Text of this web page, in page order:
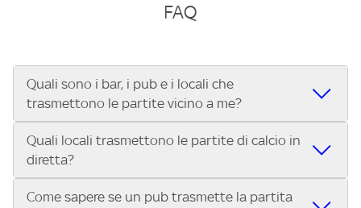
FAQ
Quali sono i bar, i pub e i locali che
trasmettono le partite vicino a me?
Se cerchi un bar, pub, ristorante o locale vicino a te per
vedere le partite di Serie A ENILIVE, la Serie C Sky Wifi, la
UEFA Champions League, la UEFA Europa League, la UEFA
Conference League, il Tennis, la Formula 1®, la MotoGP™ e
Quali locali trasmettono le partite di calcio in
diretta?
Vuoi sapere quali bar, pub o ristoranti mostrano le partite
Come sapere se un pub trasmette la partita